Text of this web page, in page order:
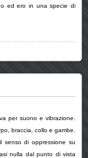
ed ero in una specie di
per suono e vibrazione.
braccia, collo e gambe.
senso di oppressione su
nulla dal punto di vista